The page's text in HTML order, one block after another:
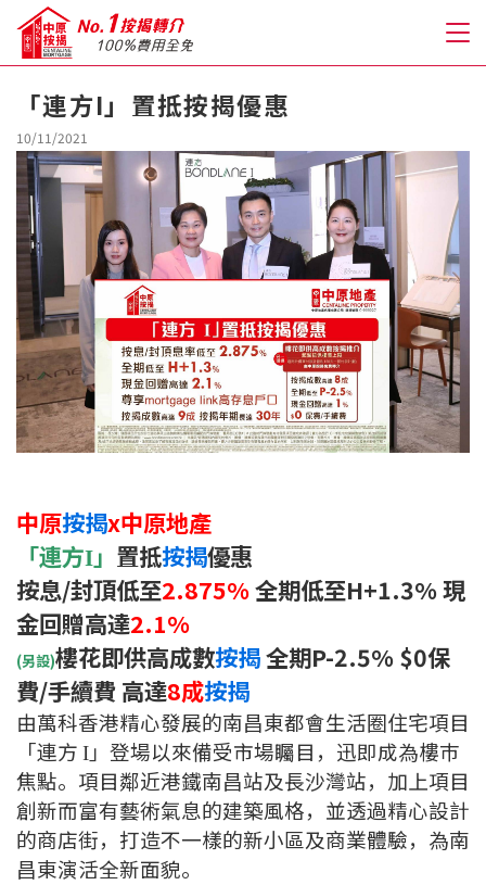
關於我們
格到至抵按揭
人才房貸・開戶優惠
免費房貸轉介服務
免費開戶轉介服務
私人貸款
新盤優越按揭優惠
中原按揭標籤優惠
推薦齊齊友賞
按揭工具
按揭計算
轉按計算
置業預算
「連方I」置抵按揭優惠
10/11/2021
中原按揭x中原地產
「連方I」 置抵按揭優惠
按息/封頂低至2.875%全期低至H+1.3% 現
金回贈高達2.1%
(另設)樓花即供高成數按揭全期P-2.5% $0保
費/手續費 高達8成按揭
由萬科香港精心發展的南昌東都會生活圈住宅項目
「連方 I 」登場以來備受市場矚目，迅即成為樓巿
焦點。項目鄰近港鐵南昌站及長沙灣站，加上項目
創新而富有藝術氣息的建築風格，並透過精心設計
的商店街，打造不一樣的新小區及商業體驗，為南
昌東演活全新面貌。